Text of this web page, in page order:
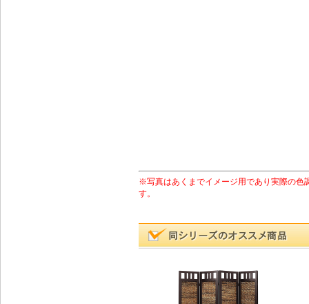
※写真はあくまでイメージ用であり実際の色
す。